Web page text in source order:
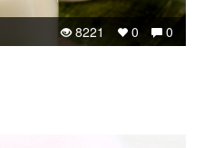
0
0
8221